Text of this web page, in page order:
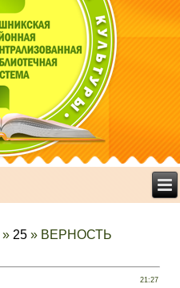
» 25 » ВЕРНОСТЬ
21:27